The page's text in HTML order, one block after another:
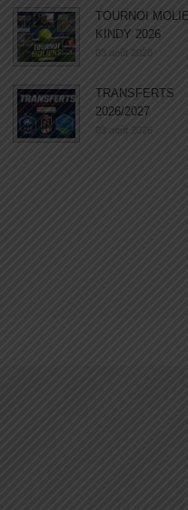
TOURNOI
KINDY 2026
03 août 2026
TRANSFERTS
2026/2027
03 août 2026